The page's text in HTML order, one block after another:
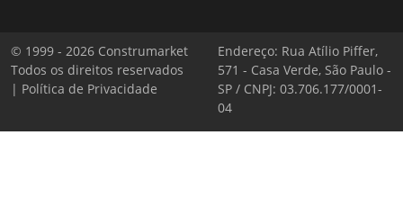
© 1999 - 2026 Construmarket
Todos os direitos reservados
| Política de Privacidade
Endereço: Rua Atílio Piffer,
571 - Casa Verde, São Paulo -
SP / CNPJ: 03.706.177/0001-
04